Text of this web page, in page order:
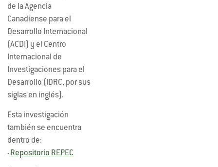
de la Agencia
Canadiense para el
Desarrollo Internacional
(ACDI) y el Centro
Internacional de
Investigaciones para el
Desarrollo (IDRC, por sus
siglas en inglés).
Esta investigación
también se encuentra
dentro de:
- Repositorio REPEC